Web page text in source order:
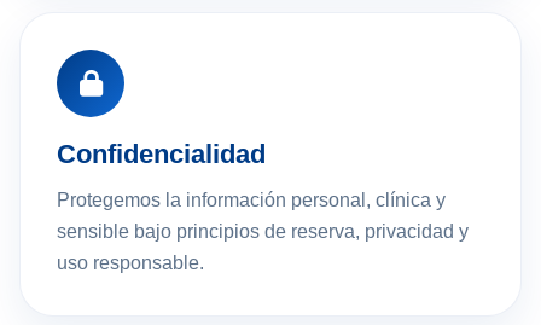
Confidencialidad
Protegemos la información personal, clínica y
sensible bajo principios de reserva, privacidad y
uso responsable.